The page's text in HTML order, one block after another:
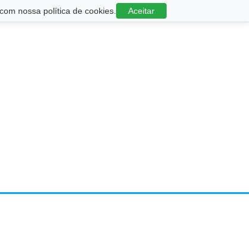
nossa política de cookies. Aceitar